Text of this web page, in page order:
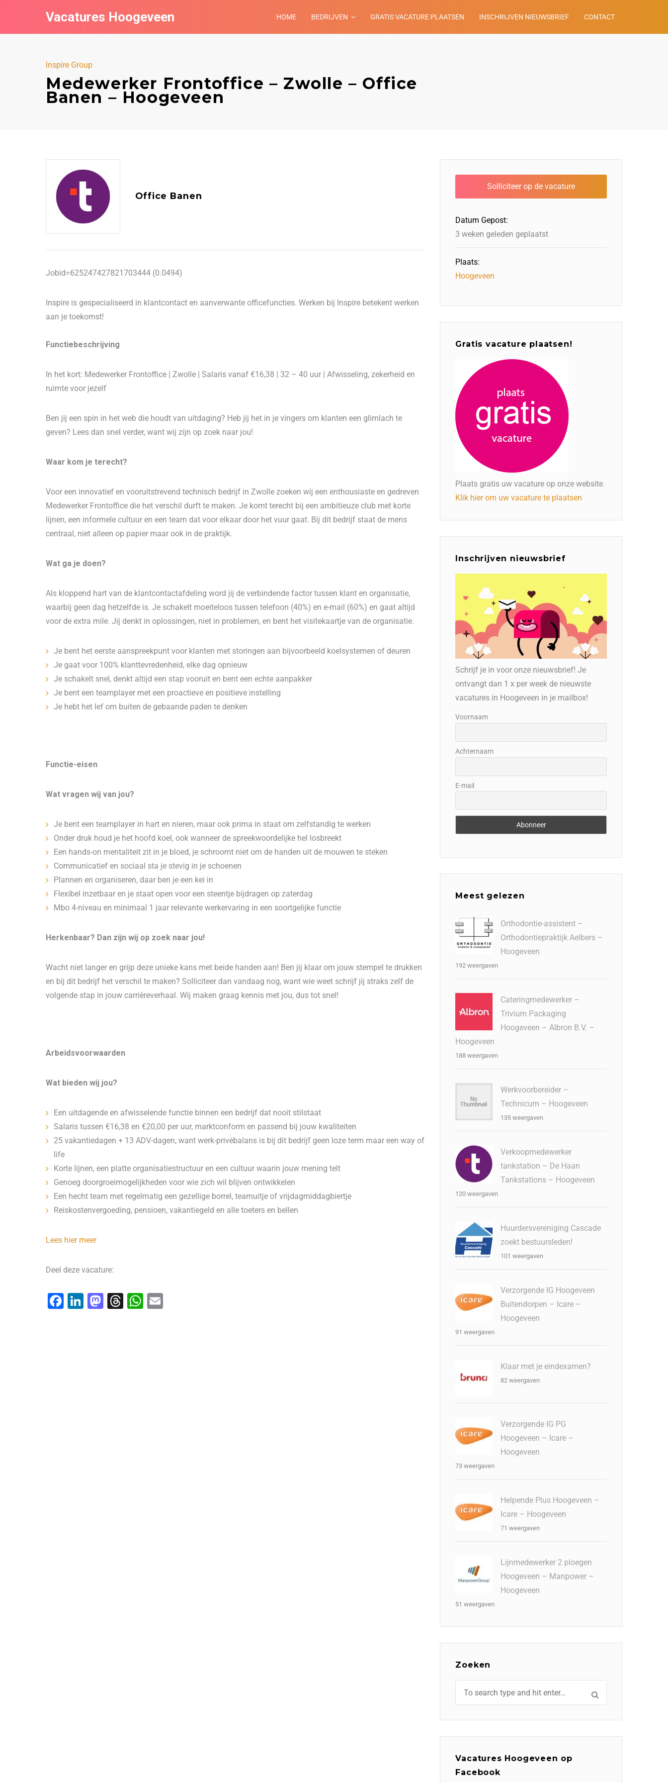
Vacatures Hoogeveen HOME BEDRIJVEN GRATIS VACATURE PLAATSEN INSCHRIJVEN NIEUWSBRIEF CONTACT
Inspire Group
Medewerker Frontoffice – Zwolle – Office
Banen – Hoogeveen
Office Banen
Jobid=625247427821703444 (0.0494)
Inspire is gespecialiseerd in klantcontact en aanverwante officefuncties. Werken bij Inspire betekent werken
aan je toekomst!
Functiebeschrijving
In het kort: Medewerker Frontoffice | Zwolle | Salaris vanaf €16,38 | 32 – 40 uur | Afwisseling, zekerheid en
ruimte voor jezelf
Ben jij een spin in het web die houdt van uitdaging? Heb jij het in je vingers om klanten een glimlach te
geven? Lees dan snel verder, want wij zijn op zoek naar jou!
Waar kom je terecht?
Voor een innovatief en vooruitstrevend technisch bedrijf in Zwolle zoeken wij een enthousiaste en gedreven
Medewerker Frontoffice die het verschil durft te maken. Je komt terecht bij een ambitieuze club met korte
lijnen, een informele cultuur en een team dat voor elkaar door het vuur gaat. Bij dit bedrijf staat de mens
centraal, niet alleen op papier maar ook in de praktijk.
Wat ga je doen?
Als kloppend hart van de klantcontactafdeling word jij de verbindende factor tussen klant en organisatie,
waarbij geen dag hetzelfde is. Je schakelt moeiteloos tussen telefoon (40%) en e-mail (60%) en gaat altijd
voor de extra mile. Jij denkt in oplossingen, niet in problemen, en bent het visitekaartje van de organisatie.
Je bent het eerste aanspreekpunt voor klanten met storingen aan bijvoorbeeld koelsystemen of deuren
Je gaat voor 100% klanttevredenheid, elke dag opnieuw
Je schakelt snel, denkt altijd een stap vooruit en bent een echte aanpakker
Je bent een teamplayer met een proactieve en positieve instelling
Je hebt het lef om buiten de gebaande paden te denken
Functie-eisen
Wat vragen wij van jou?
Je bent een teamplayer in hart en nieren, maar ook prima in staat om zelfstandig te werken
Onder druk houd je het hoofd koel, ook wanneer de spreekwoordelijke hel losbreekt
Een hands-on mentaliteit zit in je bloed, je schroomt niet om de handen uit de mouwen te steken
Communicatief en sociaal sta je stevig in je schoenen
Plannen en organiseren, daar ben je een kei in
Flexibel inzetbaar en je staat open voor een steentje bijdragen op zaterdag
Mbo 4-niveau en minimaal 1 jaar relevante werkervaring in een soortgelijke functie
Herkenbaar? Dan zijn wij op zoek naar jou!
Wacht niet langer en grijp deze unieke kans met beide handen aan! Ben jij klaar om jouw stempel te drukken
en bij dit bedrijf het verschil te maken? Solliciteer dan vandaag nog, want wie weet schrijf jij straks zelf de
volgende stap in jouw carrièreverhaal. Wij maken graag kennis met jou, dus tot snel!
Arbeidsvoorwaarden
Wat bieden wij jou?
Een uitdagende en afwisselende functie binnen een bedrijf dat nooit stilstaat
Salaris tussen €16,38 en €20,00 per uur, marktconform en passend bij jouw kwaliteiten
25 vakantiedagen + 13 ADV-dagen, want werk-privébalans is bij dit bedrijf geen loze term maar een way of
life
Korte lijnen, een platte organisatiestructuur en een cultuur waarin jouw mening telt
Genoeg doorgroeimogelijkheden voor wie zich wil blijven ontwikkelen
Een hecht team met regelmatig een gezellige borrel, teamuitje of vrijdagmiddagbiertje
Reiskostenvergoeding, pensioen, vakantiegeld en alle toeters en bellen
Lees hier meer
Deel deze vacature:
F
Li
M T
W
Datum Gepost:
3 weken geleden geplaatst
Plaats:
Hoogeveen
Gratis vacature plaatsen!
Plaats gratis uw vacature op onze website.
Klik hier om uw vacature te plaatsen
Inschrijven nieuwsbrief
Schrijf je in voor onze nieuwsbrief! Je
ontvangt dan 1 x per week de nieuwste
vacatures in Hoogeveen in je mailbox!
Voornaam
Achternaam
E-mail
Meest gelezen
Orthodontie-assistent –
Orthodontiepraktijk Aelbers –
Hoogeveen
192 weergaven
Cateringmedewerker –
Trivium Packaging
Hoogeveen – Albron B.V. –
Hoogeveen
188 weergaven
Werkvoorbereider –
Technicum – Hoogeveen
135 weergaven
Verkoopmedewerker
tankstation – De Haan
Tankstations – Hoogeveen
120 weergaven
Huurdersvereniging Cascade
zoekt bestuursleden!
101 weergaven
Verzorgende IG Hoogeveen
Buitendorpen – Icare –
Hoogeveen
91 weergaven
Klaar met je eindexamen?
82 weergaven
Verzorgende IG PG
Hoogeveen – Icare –
Hoogeveen
73 weergaven
Helpende Plus Hoogeveen –
Icare – Hoogeveen
71 weergaven
Lijnmedewerker 2 ploegen
Hoogeveen – Manpower –
Hoogeveen
51 weergaven
Zoeken
Vacatures Hoogeveen op
Facebook